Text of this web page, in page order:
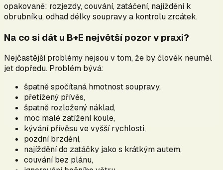
opakovaně: rozjezdy, couvání, zatáčení, najíždění k
obrubníku, odhad délky soupravy a kontrolu zrcátek.
Na co si dát u B+E největší pozor v praxi?
Nejčastější problémy nejsou v tom, že by člověk neuměl
jet dopředu. Problém bývá:
špatně spočítaná hmotnost soupravy,
přetížený přívěs,
špatně rozložený náklad,
moc malé zatížení koule,
kývání přívěsu ve vyšší rychlosti,
pozdní brzdění,
najíždění do zatáčky jako s krátkým autem,
couvání bez plánu,